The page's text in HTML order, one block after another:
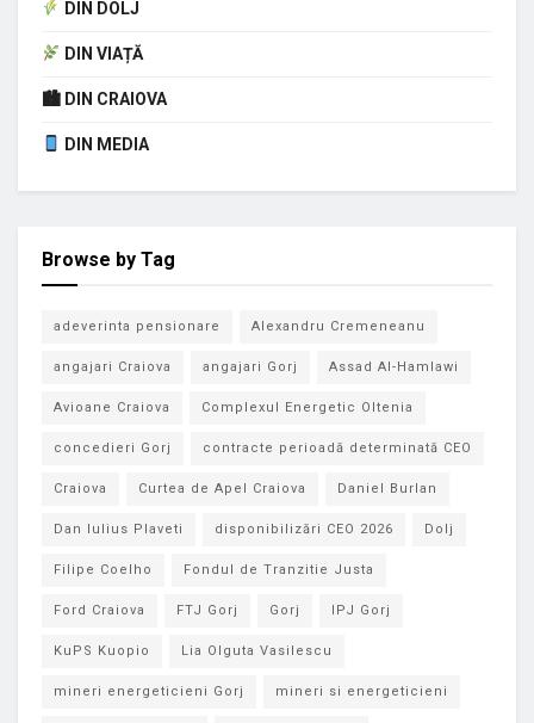
DIN DOLJ
DIN VIAȚĂ
🏙 DIN CRAIOVA
DIN MEDIA
Browse by Tag
adeverinta pensionare Alexandru Cremeneanu
angajari Craiova angajari Gorj Assad Al-Hamlawi
Avioane Craiova Complexul Energetic Oltenia
concedieri Gorj contracte perioadă determinată CEO
Craiova Curtea de Apel Craiova Daniel Burlan
Dan Iulius Plaveti disponibilizări CEO 2026 Dolj
Filipe Coelho Fondul de Tranzitie Justa
Ford Craiova FTJ Gorj Gorj IPJ Gorj
KuPS Kuopio Lia Olguta Vasilescu
mineri energeticieni Gorj mineri si energeticieni